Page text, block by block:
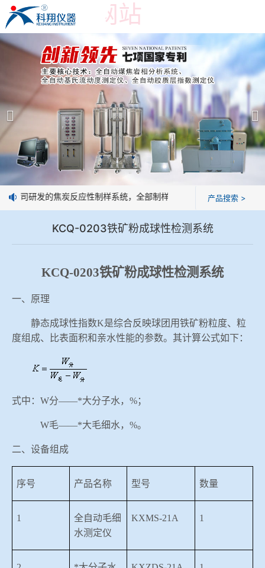
乐鱼官方网站
乐鱼官方网站-乐鱼leyu(中国)
产品展示 ＞
焦炭高温性能检测系统
焦化行业检测及优化配煤设备
球团矿/烧结矿/块矿高温冶金性能检测系统
烧结/球团优化配矿研究设备
高炉配吹煤检测设备
冶金渣、保护渣等高温物性检测设备
矿石、焦炭物理检测及制样设备
工业分析、测硫仪等
公司简介
乐鱼官方网站
企业业绩
技术交流
联系我们
公司研发的焦炭反应性制样系统，全部制样过程机械化操作，没有人
产品搜索 >
KCQ-0203铁矿粉成球性检测系统
KCQ-0203铁矿粉成球性检测系统
一、原理
静态成球性指数K是综合反映球团用铁矿粉粒度、粒
度组成、比表面积和亲水性能的参数。其计算公式如下：
式中： W分——*大分子水，%；
W毛——*大毛细水，%。
二、设备组成
序号 产品名称 型号 数量
1
全自动毛细
水测定仪
KXMS-21A 1